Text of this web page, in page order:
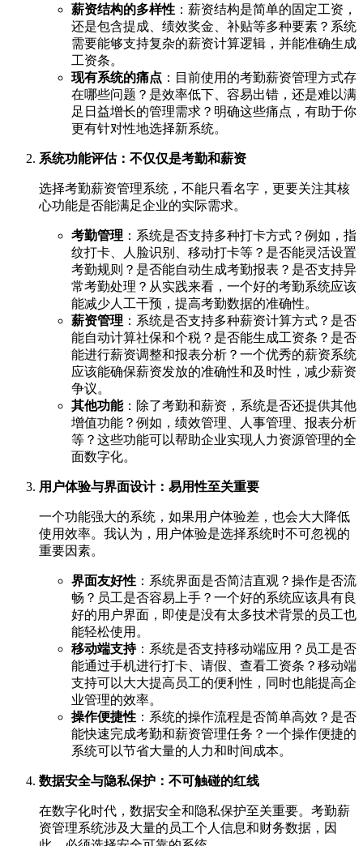
薪资结构的多样性 ：薪资结构是简单的固定工资，
还是包含提成、绩效奖金、补贴等多种要素？系统
需要能够支持复杂的薪资计算逻辑，并能准确生成
工资条。
现有系统的痛点 ：目前使用的考勤薪资管理方式存
在哪些问题？是效率低下、容易出错，还是难以满
足日益增长的管理需求？明确这些痛点，有助于你
更有针对性地选择新系统。
系统功能评估：不仅仅是考勤和薪资
选择考勤薪资管理系统，不能只看名字，更要关注其核
心功能是否能满足企业的实际需求。
考勤管理 ：系统是否支持多种打卡方式？例如，指
纹打卡、人脸识别、移动打卡等？是否能灵活设置
考勤规则？是否能自动生成考勤报表？是否支持异
常考勤处理？从实践来看，一个好的考勤系统应该
能减少人工干预，提高考勤数据的准确性。
薪资管理 ：系统是否支持多种薪资计算方式？是否
能自动计算社保和个税？是否能生成工资条？是否
能进行薪资调整和报表分析？一个优秀的薪资系统
应该能确保薪资发放的准确性和及时性，减少薪资
争议。
其他功能：除了考勤和薪资，系统是否还提供其他
增值功能？例如，绩效管理、人事管理、报表分析
等？这些功能可以帮助企业实现人力资源管理的全
面数字化。
用户体验与界面设计：易用性至关重要
一个功能强大的系统，如果用户体验差，也会大大降低
使用效率。我认为，用户体验是选择系统时不可忽视的
重要因素。
界面友好性 ：系统界面是否简洁直观？操作是否流
畅？员工是否容易上手？一个好的系统应该具有良
好的用户界面，即使是没有太多技术背景的员工也
能轻松使用。
移动端支持：系统是否支持移动端应用？员工是否
能通过手机进行打卡、请假、查看工资条？移动端
支持可以大大提高员工的便利性，同时也能提高企
业管理的效率。
操作便捷性 ：系统的操作流程是否简单高效？是否
能快速完成考勤和薪资管理任务？一个操作便捷的
系统可以节省大量的人力和时间成本。
数据安全与隐私保护：不可触碰的红线
在数字化时代，数据安全和隐私保护至关重要。考勤薪
资管理系统涉及大量的员工个人信息和财务数据，因